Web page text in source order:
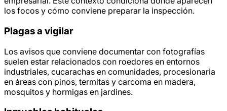
los focos y cómo conviene preparar la inspección.
Plagas a vigilar
Los avisos que conviene documentar con fotografías
suelen estar relacionados con roedores en entornos
industriales, cucarachas en comunidades, procesionaria
en áreas con pinos, termitas y carcoma en madera,
mosquitos y hormigas en jardines.